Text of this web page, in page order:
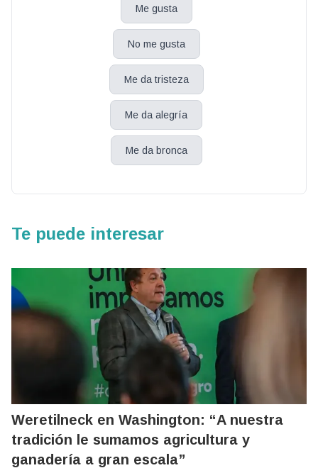
Me gusta
No me gusta
Me da tristeza
Me da alegría
Me da bronca
Te puede interesar
Weretilneck en Washington: “A nuestra
tradición le sumamos agricultura y
ganadería a gran escala”